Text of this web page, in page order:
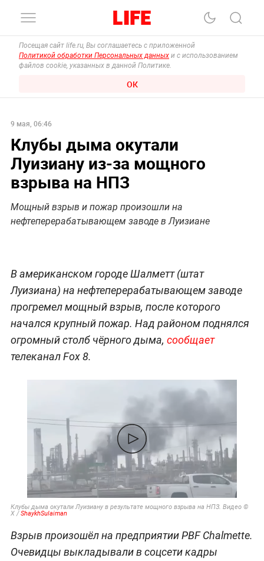
Посещая сайт life.ru, Вы соглашаетесь с приложенной
Политикой обработки Персональных данных и с использованием
файлов cookie, указанных в данной Политике.
ОК
9 мая, 06:46
Клубы дыма окутали
Луизиану из-за мощного
взрыва на НПЗ
Мощный взрыв и пожар произошли на
нефтеперерабатывающем заводе в Луизиане
В американском городе Шалметт (штат
Луизиана) на нефтеперерабатывающем заводе
прогремел мощный взрыв, после которого
начался крупный пожар. Над районом поднялся
огромный столб чёрного дыма, сообщает
телеканал Fox 8.
Клубы дыма окутали Луизиану в результате мощного взрыва на НПЗ. Видео ©
Х /ShaykhSulaiman
Взрыв произошёл на предприятии PBF Chalmette.
Очевидцы выкладывали в соцсети кадры